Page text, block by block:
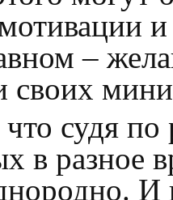
–
своих
судя по
в разное